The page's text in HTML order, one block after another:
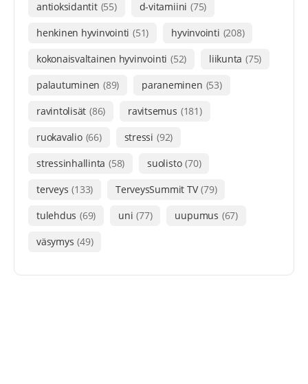
antioksidantit (55) d-vitamiini (75)
henkinen hyvinvointi (51) hyvinvointi (208)
kokonaisvaltainen hyvinvointi (52) liikunta (75)
palautuminen (89) paraneminen (53)
ravintolisät (86) ravitsemus (181)
ruokavalio (66) stressi (92)
stressinhallinta (58) suolisto (70)
terveys (133) TerveysSummit TV (79)
tulehdus (69) uni (77) uupumus (67)
väsymys (49)